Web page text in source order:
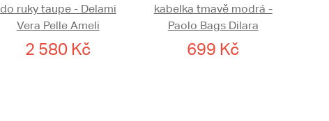
do ruky taupe - Delami
Vera Pelle Ameli
2 580 Kč
kabelka tmavě modrá -
Paolo Bags Dilara
699 Kč